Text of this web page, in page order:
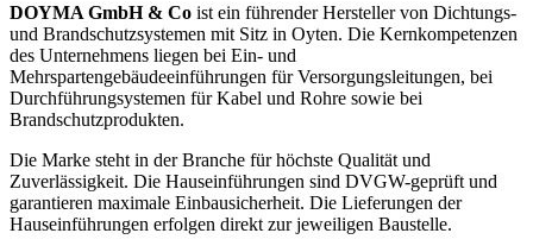
DOYMA GmbH & Co ist ein führender Hersteller von Dichtungs-
und Brandschutzsystemen mit Sitz in Oyten. Die Kernkompetenzen
des Unternehmens liegen bei Ein- und
Mehrspartengebäudeeinführungen für Versorgungsleitungen, bei
Durchführungsystemen für Kabel und Rohre sowie bei
Brandschutzprodukten.
Die Marke steht in der Branche für höchste Qualität und
Zuverlässigkeit. Die Hauseinführungen sind DVGW-geprüft und
garantieren maximale Einbausicherheit. Die Lieferungen der
Hauseinführungen erfolgen direkt zur jeweiligen Baustelle.